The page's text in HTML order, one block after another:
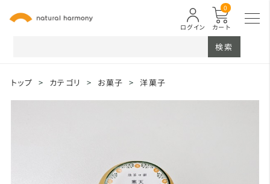
カート
0
ログイン
検索
トップ > カテゴリ > お菓子 > 洋菓子